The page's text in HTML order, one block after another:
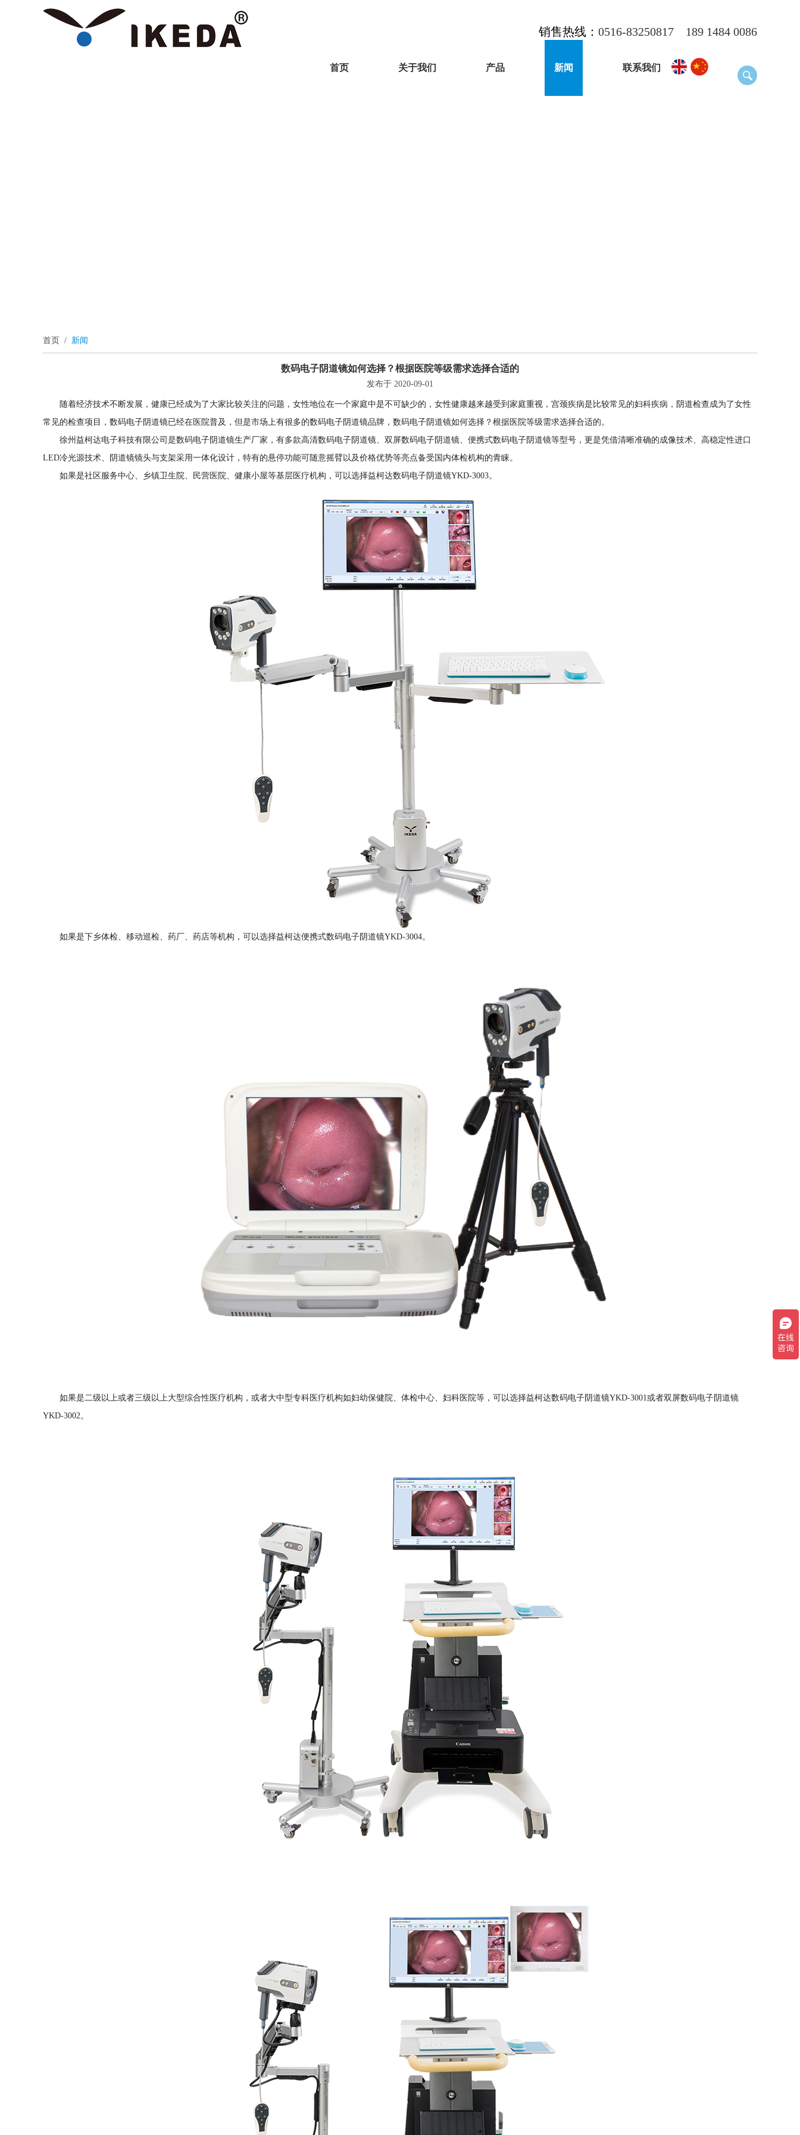
销售热线： 0516-83250817 189 1484 0086
首页 关于我们 产品 新闻 联系我们
首页 / 新闻
数码电子阴道镜如何选择？根据医院等级需求选择合适的
发布于 2020-09-01
随着经济技术不断发展，健康已经成为了大家比较关注的问题，女性地位在一个家庭中是不可缺少的，女性健康越来越受到家庭重视，宫颈疾病是比较常见的妇科疾病，阴道检查成为了女性
常见的检查项目，数码电子阴道镜已经在医院普及，但是市场上有很多的数码电子阴道镜品牌，数码电子阴道镜如何选择？根据医院等级需求选择合适的。
徐州益柯达电子科技有限公司是数码电子阴道镜生产厂家，有多款高清数码电子阴道镜、双屏数码电子阴道镜、便携式数码电子阴道镜等型号，更是凭借清晰准确的成像技术、高稳定性进口
LED冷光源技术、阴道镜镜头与支架采用一体化设计，特有的悬停功能可随意摇臂以及价格优势等亮点备受国内体检机构的青睐。
如果是社区服务中心、乡镇卫生院、民营医院、健康小屋等基层医疗机构，可以选择益柯达数码电子阴道镜YKD-3003。
如果是下乡体检、移动巡检、药厂、药店等机构，可以选择益柯达便携式数码电子阴道镜YKD-3004。
如果是二级以上或者三级以上大型综合性医疗机构，或者大中型专科医疗机构如妇幼保健院、体检中心、妇科医院等，可以选择益柯达数码电子阴道镜YKD-3001或者双屏数码电子阴道镜
YKD-3002。